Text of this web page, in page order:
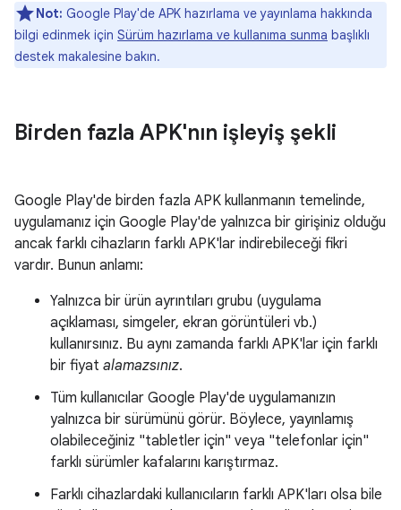
Not: Google Play'de APK hazırlama ve yayınlama hakkında
bilgi edinmek için Sürüm hazırlama ve kullanıma sunma başlıklı
destek makalesine bakın.
Birden fazla APK'nın işleyiş şekli
Google Play'de birden fazla APK kullanmanın temelinde,
uygulamanız için Google Play'de yalnızca bir girişiniz olduğu
ancak farklı cihazların farklı APK'lar indirebileceği fikri
vardır. Bunun anlamı:
Yalnızca bir ürün ayrıntıları grubu (uygulama
açıklaması, simgeler, ekran görüntüleri vb.)
kullanırsınız. Bu aynı zamanda farklı APK'lar için farklı
bir fiyat alamazsınız.
Tüm kullanıcılar Google Play'de uygulamanızın
yalnızca bir sürümünü görür. Böylece, yayınlamış
olabileceğiniz "tabletler için" veya "telefonlar için"
farklı sürümler kafalarını karıştırmaz.
Farklı cihazlardaki kullanıcıların farklı APK'ları olsa bile